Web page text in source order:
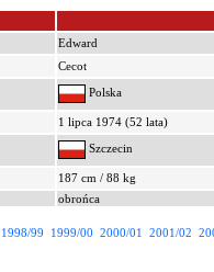
Edward
Cecot
Polska
1 lipca 1974 (52 lata)
Szczecin
187 cm / 88 kg
obrońca
1998/99 1999/00 2000/01 2001/02